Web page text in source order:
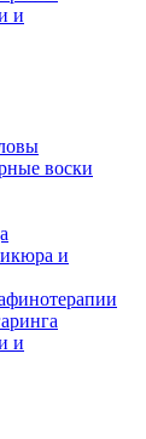
и
воски
и
и